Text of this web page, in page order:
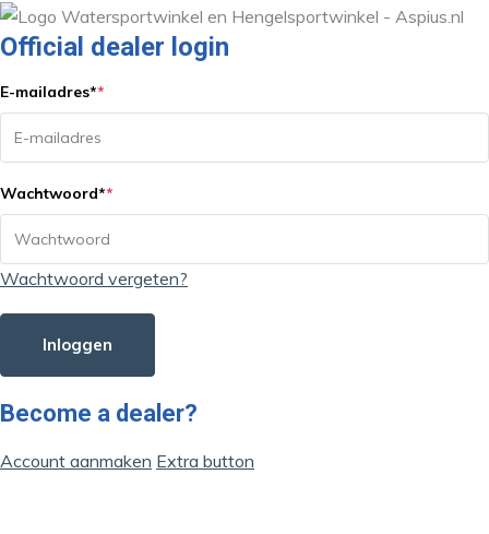
Official dealer login
E-mailadres**
Wachtwoord**
Wachtwoord vergeten?
Inloggen
Become a dealer?
Account aanmaken Extra button